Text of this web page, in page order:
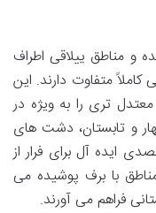
و مناطق ییلاقی اطراف
کاملاً متفاوت دارند. این
معتدل تری را به ویژه در
و تابستان، دشت های
ایده آل برای فرار از
با برف پوشیده می
فراهم می آورند.